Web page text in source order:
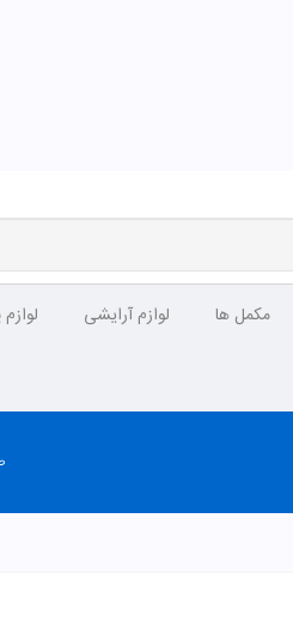
مکمل ها لوازم آرایشی